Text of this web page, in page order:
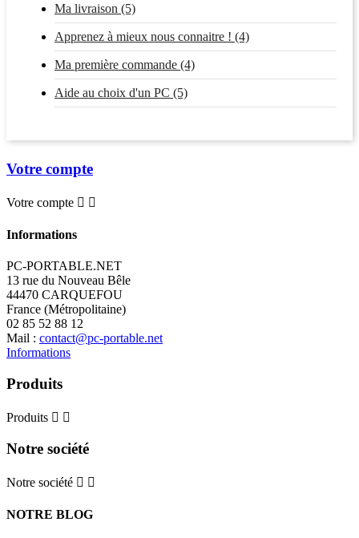
Ma livraison (5)
Apprenez à mieux nous connaitre ! (4)
Ma première commande (4)
Aide au choix d'un PC (5)
Votre compte
Votre compte  
Informations
PC-PORTABLE.NET
13 rue du Nouveau Bêle
44470 CARQUEFOU
France (Métropolitaine)
02 85 52 88 12
Mail : contact@pc-portable.net
Informations
Produits
Produits  
Notre société
Notre société  
NOTRE BLOG